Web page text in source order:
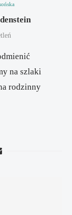
na szlaki
rodzinny